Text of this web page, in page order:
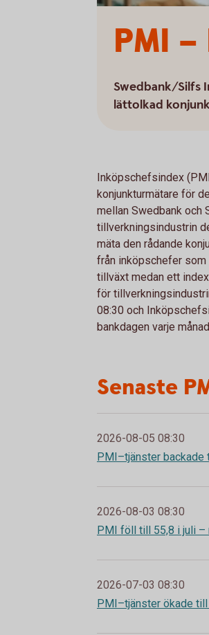
PMI
Swedbank/Silfs
lättolkad
Inköpschefsindex
konjunkturmätare för
mellan Swedbank
tillverkningsindustrin
mäta den rådande
från inköpschefer som
tillväxt medan ett
för
08:30 och
bankdagen varje
Senaste
2026-08-05 08:30
PMI–tjänster backade
2026-08-03 08:30
PMI föll till 55,8 i juli –
2026-07-03 08:30
PMI–tjänster ökade